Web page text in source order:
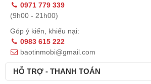
0971 779 339
(9h00 - 21h00)
Góp ý kiến, khiếu nại:
0983 615 222
baotinmobi@gmail.com
HỖ TRỢ - THANH TOÁN